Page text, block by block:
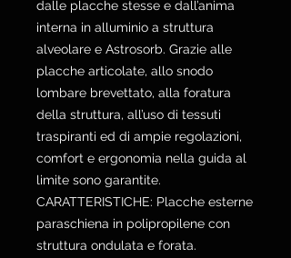
dalle placche stesse e dall’anima
interna in alluminio a struttura
alveolare e Astrosorb. Grazie alle
placche articolate, allo snodo
lombare brevettato, alla foratura
della struttura, all’uso di tessuti
traspiranti ed di ampie regolazioni,
comfort e ergonomia nella guida al
limite sono garantite.
CARATTERISTICHE: Placche esterne
paraschiena in polipropilene con
struttura ondulata e forata.